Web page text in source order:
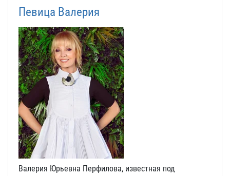
Певица Валерия
Валерия Юрьевна Перфилова, известная под